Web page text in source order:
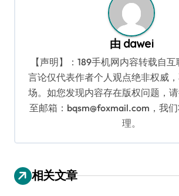
由 dawei
【声明】：189手机网内容转载自
言论仅代表作者个人观点绝非权威
场。如您发现内容存在版权问题，
至邮箱：bqsm@foxmail.com，我
理。
相关文章